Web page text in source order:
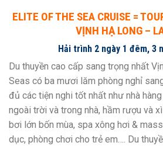
ELITE OF THE SEA CRUISE =
VỊNH HẠ LONG –
Hải trình 2 ngày 1 đêm, 3
Du thuyền cao cấp sang trọng nhất
Seas có ba mươi lăm phòng nghỉ
đủ các tiện nghi tốt nhất như nhà
ngoài trời và trong nhà, hầm rượu và
bơi lớn bốn mùa, spa xông hơi &
dục, phòng chơi cho trẻ em…. Du